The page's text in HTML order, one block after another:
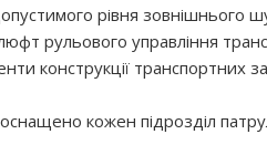
рівня зовнішнього
рульового управління
конструкції транспортних
кожен підрозділ